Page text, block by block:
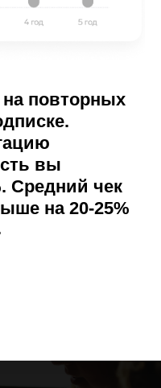
повторных
вы
Средний чек
на 20-25%